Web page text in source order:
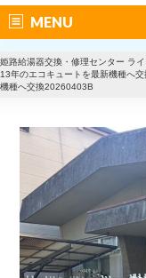
MENU
姫路給湯器交換・修理センター ラ
13年のエコキュートを最新機種へ交
機種へ交換20260403B